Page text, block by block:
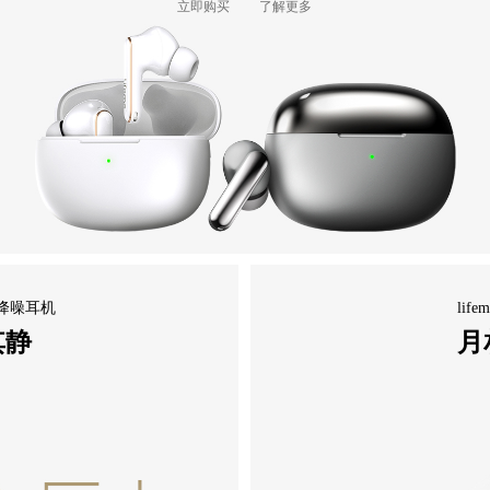
噪耳机
立即购买 了解更多